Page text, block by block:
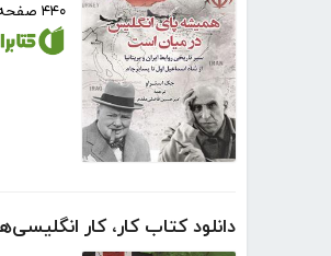
۴۴۰ صفحه
دانلود کتاب کار، کار